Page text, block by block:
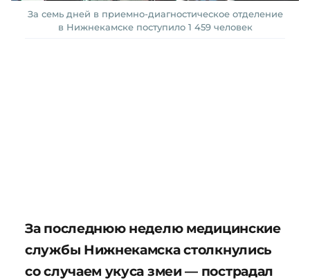
За семь дней в приемно-диагностическое отделение
в Нижнекамске поступило 1 459 человек
За последнюю неделю медицинские
службы Нижнекамска столкнулись
со случаем укуса змеи — пострадал